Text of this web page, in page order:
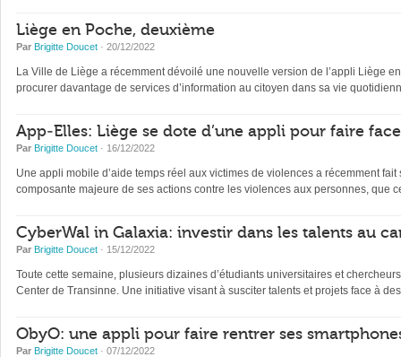
Liège en Poche, deuxième
Par Brigitte Doucet · 20/12/2022
La Ville de Liège a récemment dévoilé une nouvelle version de l’appli Liège
procurer davantage de services d’information au citoyen dans sa vie
App-Elles: Liège se dote d’une appli pour faire
Par Brigitte Doucet · 16/12/2022
Une appli mobile d’aide temps réel aux victimes de violences a récemment
composante majeure de ses actions contre les violences aux personnes, que
CyberWal in Galaxia: investir dans les talents au
Par Brigitte Doucet · 15/12/2022
Toute cette semaine, plusieurs dizaines d’étudiants universitaires et
Center de Transinne. Une initiative visant à susciter talents et projets face à
ObyO: une appli pour faire rentrer ses
Par Brigitte Doucet · 07/12/2022